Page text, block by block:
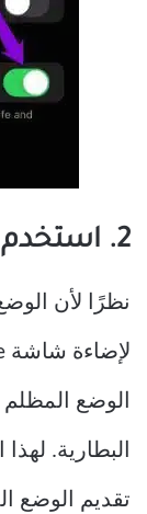
2. استخدم الوضع المظلم
نظرًا لأن
الوضع
البطارية.
تقديم الوضع